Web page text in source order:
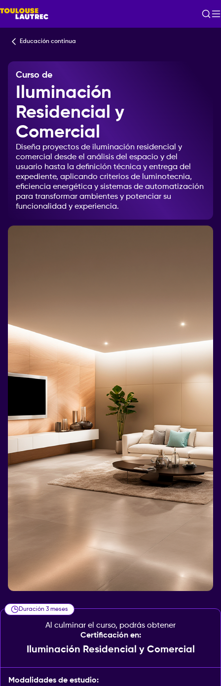
Educación continua
Curso de
Iluminación
Residencial y
Comercial
Diseña proyectos de iluminación residencial y
comercial desde el análisis del espacio y del
usuario hasta la definición técnica y entrega del
expediente, aplicando criterios de luminotecnia,
eficiencia energética y sistemas de automatización
para transformar ambientes y potenciar su
funcionalidad y experiencia.
Duración 3 meses
Al culminar el curso, podrás obtener
Certificación en:
Iluminación Residencial y Comercial
Modalidades de estudio: